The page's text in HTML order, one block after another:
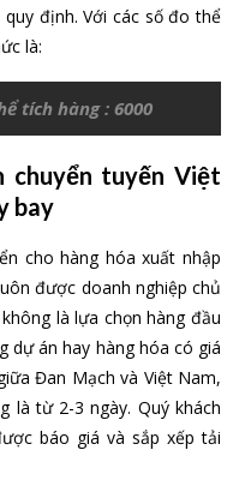
quy định. Với các số đo thể
là:
tích hàng : 6000
chuyển tuyến Việt
bay
cho hàng hóa xuất nhập
được doanh nghiệp chủ
là lựa chọn hàng đầu
dự án hay hàng hóa có giá
Đan Mạch và Việt Nam,
là từ 2-3 ngày. Quý khách
báo giá và sắp xếp tải